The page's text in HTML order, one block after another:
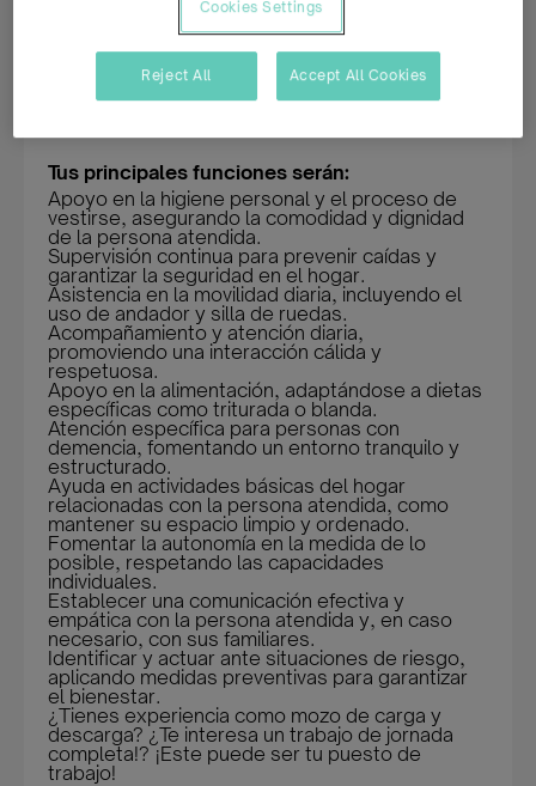
garantizar el bienestar y la dignidad de quienes confían en
sus servicios. Si te apasiona cuidar de los demás y buscas
un entorno donde tus habilidades sean valoradas, esta
oferta es para ti.
Tus principales funciones serán:
Apoyo en la higiene personal y el proceso de
vestirse, asegurando la comodidad y dignidad
de la persona atendida.
Supervisión continua para prevenir caídas y
garantizar la seguridad en el hogar.
Asistencia en la movilidad diaria, incluyendo el
uso de andador y silla de ruedas.
Acompañamiento y atención diaria,
promoviendo una interacción cálida y
respetuosa.
Apoyo en la alimentación, adaptándose a dietas
específicas como triturada o blanda.
Atención específica para personas con
demencia, fomentando un entorno tranquilo y
estructurado.
Ayuda en actividades básicas del hogar
relacionadas con la persona atendida, como
mantener su espacio limpio y ordenado.
Fomentar la autonomía en la medida de lo
posible, respetando las capacidades
individuales.
Establecer una comunicación efectiva y
empática con la persona atendida y, en caso
necesario, con sus familiares.
Identificar y actuar ante situaciones de riesgo,
aplicando medidas preventivas para garantizar
el bienestar.
¿Tienes experiencia como mozo de carga y
descarga? ¿Te interesa un trabajo de jornada
completa!? ¡Este puede ser tu puesto de
trabajo!
Cookies Settings
Reject All Accept All Cookies